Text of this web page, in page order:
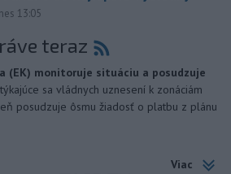
13:05
teraz
(EK) monitoruje situáciu a posudzuje
sa vládnych uznesení k zonáciám
posudzuje ôsmu žiadosť o platbu z plánu
Viac